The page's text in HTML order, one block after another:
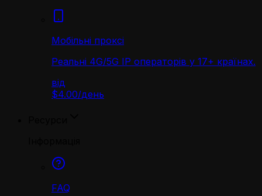
Мобільні проксі
Реальні 4G/5G IP операторів у 17+ країнах.
від
$4.00/день
FAQ